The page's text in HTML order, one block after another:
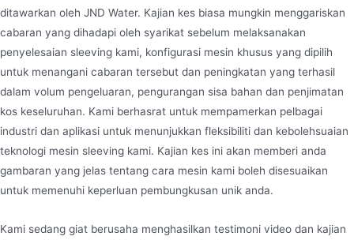
ditawarkan oleh JND Water. Kajian kes biasa mungkin menggariskan
cabaran yang dihadapi oleh syarikat sebelum melaksanakan
penyelesaian sleeving kami, konfigurasi mesin khusus yang dipilih
untuk menangani cabaran tersebut dan peningkatan yang terhasil
dalam volum pengeluaran, pengurangan sisa bahan dan penjimatan
kos keseluruhan. Kami berhasrat untuk mempamerkan pelbagai
industri dan aplikasi untuk menunjukkan fleksibiliti dan kebolehsuaian
teknologi mesin sleeving kami. Kajian kes ini akan memberi anda
gambaran yang jelas tentang cara mesin kami boleh disesuaikan
untuk memenuhi keperluan pembungkusan unik anda.
Kami sedang giat berusaha menghasilkan testimoni video dan kajian